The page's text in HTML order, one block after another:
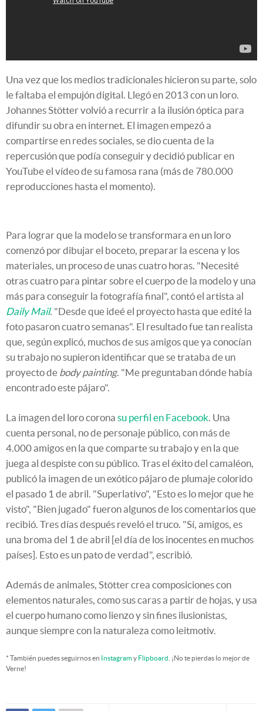
Una vez que los medios tradicionales hicieron su parte, solo
le faltaba el empujón digital. Llegó en 2013 con un loro.
Johannes Stötter volvió a recurrir a la ilusión óptica para
difundir su obra en internet. El imagen empezó a
compartirse en redes sociales, se dio cuenta de la
repercusión que podía conseguir y decidió publicar en
YouTube el vídeo de su famosa rana (más de 780.000
reproducciones hasta el momento).
Para lograr que la modelo se transformara en un loro
comenzó por dibujar el boceto, preparar la escena y los
materiales, un proceso de unas cuatro horas. "Necesité
otras cuatro para pintar sobre el cuerpo de la modelo y una
más para conseguir la fotografía final", contó el artista al
Daily Mail. "Desde que ideé el proyecto hasta que edité la
foto pasaron cuatro semanas". El resultado fue tan realista
que, según explicó, muchos de sus amigos que ya conocían
su trabajo no supieron identificar que se trataba de un
proyecto de body painting. "Me preguntaban dónde había
encontrado este pájaro".
La imagen del loro corona su perfil en Facebook . Una
cuenta personal, no de personaje público, con más de
4.000 amigos en la que comparte su trabajo y en la que
juega al despiste con su público. Tras el éxito del camaléon,
publicó la imagen de un exótico pájaro de plumaje colorido
el pasado 1 de abril. "Superlativo", "Esto es lo mejor que he
visto", "Bien jugado" fueron algunos de los comentarios que
recibió. Tres días después reveló el truco. "Sí, amigos, es
una broma del 1 de abril [el día de los inocentes en muchos
países]. Esto es un pato de verdad", escribió.
Además de animales, Stötter crea composiciones con
elementos naturales, como sus caras a partir de hojas, y usa
el cuerpo humano como lienzo y sin fines ilusionistas,
aunque siempre con la naturaleza como leitmotiv.
* También puedes seguirnos en Instagramy Flipboard . ¡No te pierdas lo mejor de
Verne!